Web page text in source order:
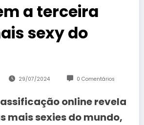
a terceira
sexy do
29/07/2024 0 Comentários
online revela
mais sexies do mundo,